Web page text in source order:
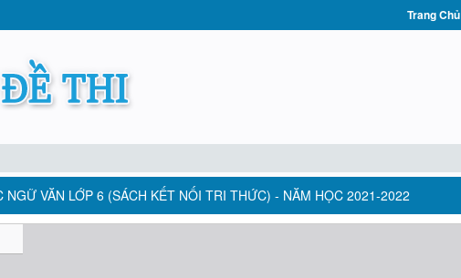
Trang Chủ
VĂN LỚP 6 (SÁCH KẾT NỐI TRI THỨC) - NĂM HỌC 2021-2022